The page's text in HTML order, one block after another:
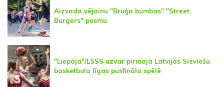
Aizvada vējainu "Bruģa bumbas" "Street
Burgers" posmu
"Liepāja"/LSSS uzvar pirmajā Latvijas Sieviešu
basketbola līgas pusfināla spēlē